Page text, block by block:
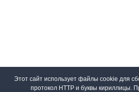
Этот сайт использует файлы cookie для
протокол HTTP и буквы кириллицы.